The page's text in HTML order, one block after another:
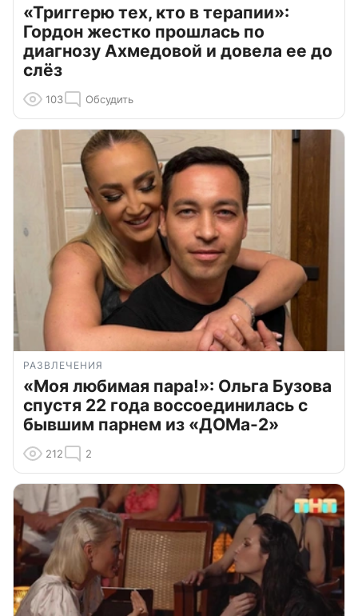
«Триггерю тех, кто в терапии»:
Гордон жестко прошлась по
диагнозу Ахмедовой и довела ее до
слёз
103 Обсудить
РАЗВЛЕЧЕНИЯ
«Моя любимая пара!»: Ольга Бузова
спустя 22 года воссоединилась с
бывшим парнем из «ДОМа-2»
212 2